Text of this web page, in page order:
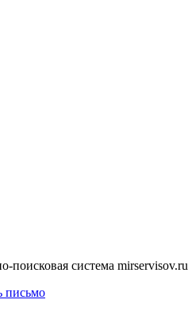
система mirservisov.ru
письмо